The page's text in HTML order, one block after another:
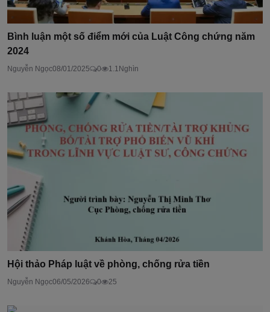
Bình luận một số điểm mới của Luật Công chứng năm
2024
Nguyễn Ngọc08/01/2025 0 1.1Nghìn
Hội thảo Pháp luật về phòng, chống rửa tiền
Nguyễn Ngọc06/05/2026 0 25